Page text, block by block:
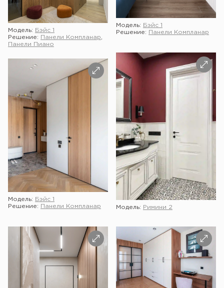
Модель:
Бэйс 1
Решение:
Панели Компланар
Модель:
Бэйс 1
Решение:
Панели Компланар
Панели Пиано
Модель: Римини 2
Модель:
Бэйс 1
Решение:
Панели Компланар